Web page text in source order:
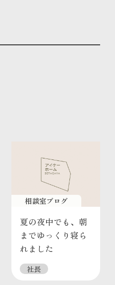
相談室ブログ
夏の夜中でも、朝
までゆっくり寝ら
れました
社長